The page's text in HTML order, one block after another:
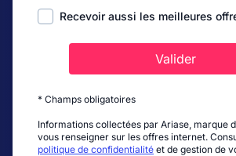
Recevoir aussi les meilleures
Valider
* Champs obligatoires
Informations collectées par Ariase, marque
vous renseigner sur les offres internet.
politique de confidentialité et de gestion de